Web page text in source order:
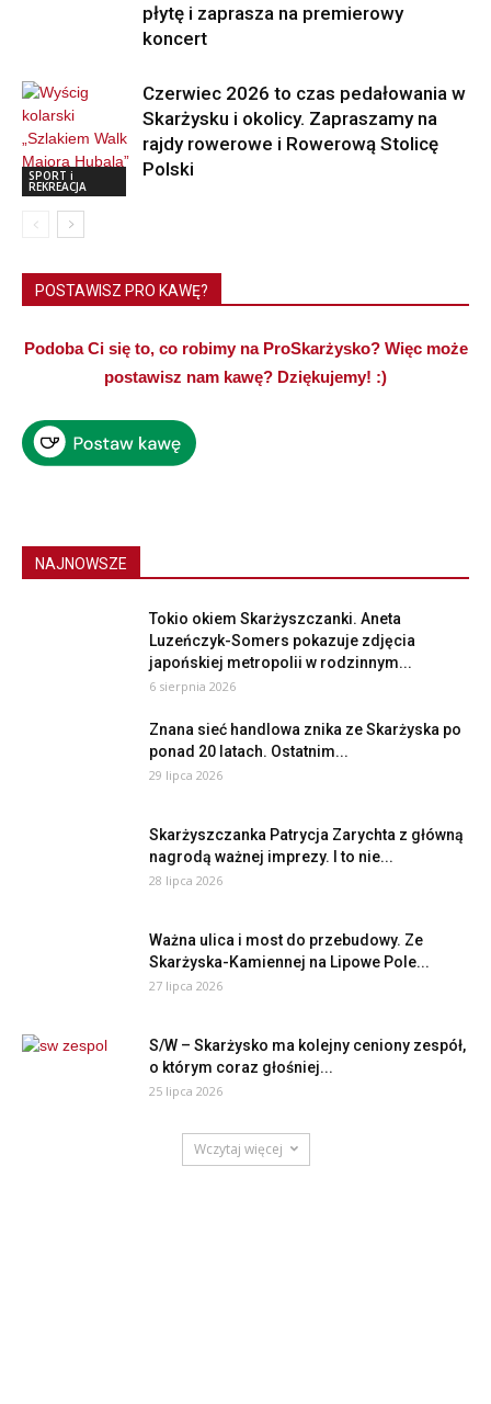
płytę i zaprasza na premierowy
koncert
SPORT i
REKREACJA
Czerwiec 2026 to czas pedałowania w
Skarżysku i okolicy. Zapraszamy na
rajdy rowerowe i Rowerową Stolicę
Polski
POSTAWISZ PRO KAWĘ?
Podoba Ci się to, co robimy na ProSkarżysko? Więc może
postawisz nam kawę? Dziękujemy! :)
NAJNOWSZE
Tokio okiem Skarżyszczanki. Aneta
Luzeńczyk-Somers pokazuje zdjęcia
japońskiej metropolii w rodzinnym...
6 sierpnia 2026
Znana sieć handlowa znika ze Skarżyska po
ponad 20 latach. Ostatnim...
29 lipca 2026
Skarżyszczanka Patrycja Zarychta z główną
nagrodą ważnej imprezy. I to nie...
28 lipca 2026
Ważna ulica i most do przebudowy. Ze
Skarżyska-Kamiennej na Lipowe Pole...
27 lipca 2026
S/W – Skarżysko ma kolejny ceniony zespół,
o którym coraz głośniej...
25 lipca 2026
Wczytaj więcej